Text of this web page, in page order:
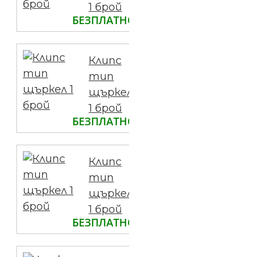
1 брой
БЕЗПЛАТНО
Клипс
тип
щъркел
1 брой
БЕЗПЛАТНО
Клипс
тип
щъркел
1 брой
БЕЗПЛАТНО